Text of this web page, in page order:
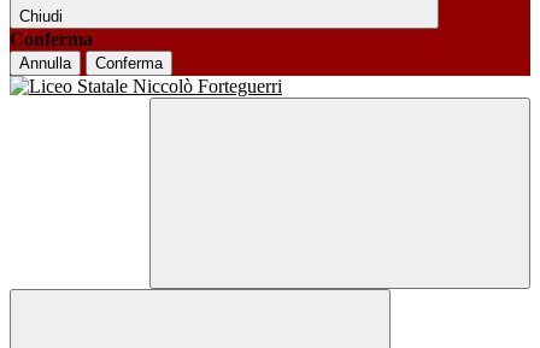
Chiudi
Conferma
Annulla Conferma